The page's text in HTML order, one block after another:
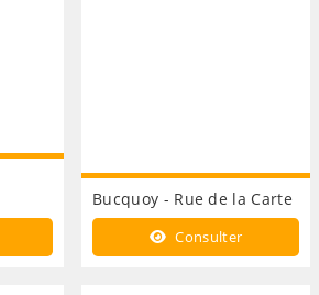
Bucquoy - Rue de la Carte
Consulter